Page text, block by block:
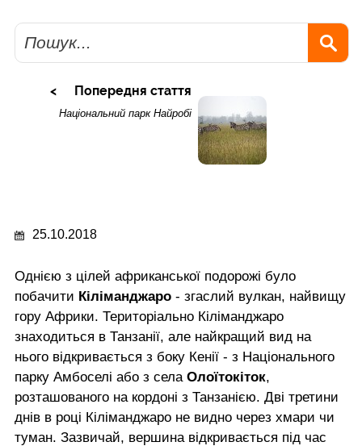
Пошук
Попередня стаття
Національний парк Найробі
25.10.2018
Однією з цілей африканської подорожі було
побачити Кіліманджаро - згаслий вулкан, найвищу
гору Африки. Територіально Кіліманджаро
знаходиться в Танзанії, але найкращий вид на
нього відкривається з боку Кенії - з Національного
парку Амбоселі або з села Олоїтокіток,
розташованого на кордоні з Танзанією. Дві третини
днів в році Кіліманджаро не видно через хмари чи
туман. Зазвичай, вершина відкривається під час